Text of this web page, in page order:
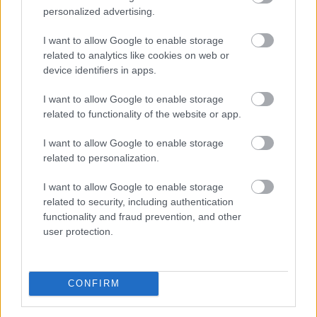
personalized advertising.
I want to allow Google to enable storage
related to analytics like cookies on web or
device identifiers in apps.
I want to allow Google to enable storage
related to functionality of the website or app.
I want to allow Google to enable storage
related to personalization.
I want to allow Google to enable storage
related to security, including authentication
functionality and fraud prevention, and other
user protection.
CONFIRM
Schumacher első nagy csatája, mint
amilyennek tűnt?
Sebők Máté - 2025. április 24.
Senna és a milliók – amikor egy repülőnyi
ember szívott a brazilok legendája miatt